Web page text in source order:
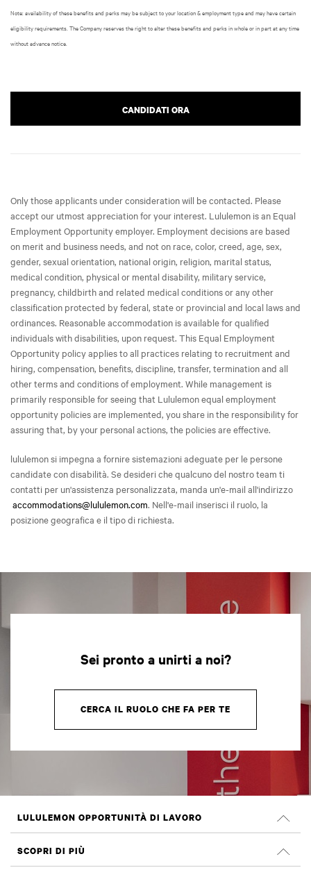
Note: availability of these benefits and perks may be subject to your location & employment type and may have certain
eligibility requirements. The Company reserves the right to alter these benefits and perks in whole or in part at any time
without advance notice.
CANDIDATI ORA
Only those applicants under consideration will be contacted. Please
accept our utmost appreciation for your interest. Lululemon is an Equal
Employment Opportunity employer. Employment decisions are based
on merit and business needs, and not on race, color, creed, age, sex,
gender, sexual orientation, national origin, religion, marital status,
medical condition, physical or mental disability, military service,
pregnancy, childbirth and related medical conditions or any other
classification protected by federal, state or provincial and local laws and
ordinances. Reasonable accommodation is available for qualified
individuals with disabilities, upon request. This Equal Employment
Opportunity policy applies to all practices relating to recruitment and
hiring, compensation, benefits, discipline, transfer, termination and all
other terms and conditions of employment. While management is
primarily responsible for seeing that Lululemon equal employment
opportunity policies are implemented, you share in the responsibility for
assuring that, by your personal actions, the policies are effective.
lululemon si impegna a fornire sistemazioni adeguate per le persone
candidate con disabilità. Se desideri che qualcuno del nostro team ti
contatti per un'assistenza personalizzata, manda un'e-mail all'indirizzo
accommodations@lululemon.com. Nell'e-mail inserisci il ruolo, la
posizione geografica e il tipo di richiesta.
Sei pronto a unirti a noi?
CERCA IL RUOLO CHE FA PER TE
LULULEMON OPPORTUNITÀ DI LAVORO
SCOPRI DI PIÙ